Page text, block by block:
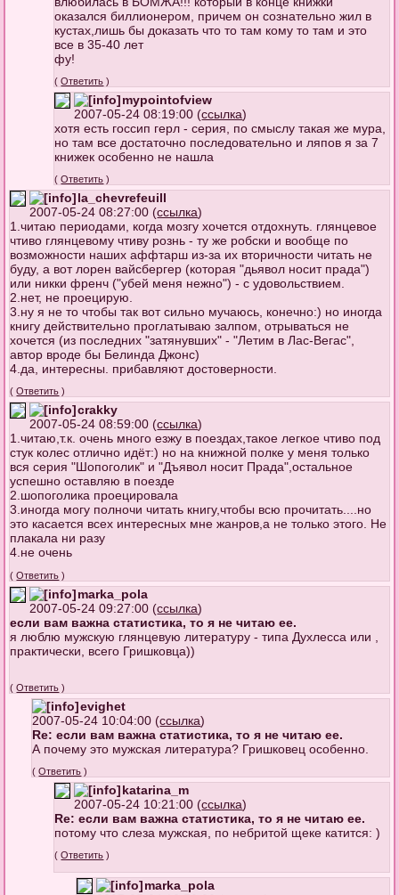
оказался биллионером, причем он сознательно жил в
кустах,лишь бы доказать что то там кому то там и это
все в 35-40 лет
фу!
(Ответить )
mypointofview
2007-05-24 08:19:00 (ссылка)
хотя есть госсип герл - серия, по смыслу такая же мура,
но там все достаточно последовательно и ляпов я за 7
книжек особенно не нашла
(Ответить )
la_chevrefeuill
2007-05-24 08:27:00 (ссылка)
1.читаю периодами, когда мозгу хочется отдохнуть. глянцевое
чтиво глянцевому чтиву рознь - ту же робски и вообще по
возможности наших аффтарш из-за их вторичности читать не
буду, а вот лорен вайсбергер (которая "дьявол носит прада")
или никки френч ("убей меня нежно") - с удовольствием.
2.нет, не проецирую.
3.ну я не то чтобы так вот сильно мучаюсь, конечно:) но иногда
книгу действительно проглатываю залпом, отрываться не
хочется (из последних "затянувших" - "Летим в Лас-Вегас",
автор вроде бы Белинда Джонс)
4.да, интересны. прибавляют достоверности.
(Ответить )
crakky
2007-05-24 08:59:00 (ссылка)
1.читаю,т.к. очень много езжу в поездах,такое легкое чтиво под
стук колес отлично идёт:) но на книжной полке у меня только
вся серия "Шопоголик" и "Дъявол носит Прада",остальное
успешно оставляю в поезде
2.шопоголика проецировала
3.иногда могу полночи читать книгу,чтобы всю прочитать....но
это касается всех интересных мне жанров,а не только этого. Не
плакала ни разу
4.не очень
(Ответить )
marka_pola
2007-05-24 09:27:00 (ссылка)
если вам важна статистика, то я не читаю ее.
я люблю мужскую глянцевую литературу - типа Духлесса или ,
практически, всего Гришковца))
(Ответить )
evighet
2007-05-24 10:04:00 (ссылка)
Re: если вам важна статистика, то я не читаю ее.
А почему это мужская литература? Гришковец особенно.
(Ответить )
katarina_m
2007-05-24 10:21:00 (ссылка)
Re: если вам важна статистика, то я не читаю ее.
потому что слеза мужская, по небритой щеке катится: )
(Ответить )
marka_pola